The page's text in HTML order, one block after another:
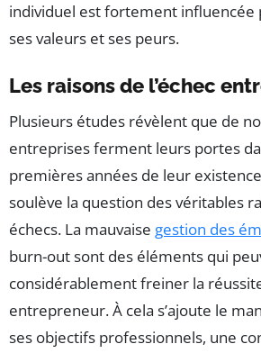
individuel est fortement influencée
ses valeurs et ses peurs.
Les raisons de l’échec
Plusieurs études révèlent que de
entreprises ferment leurs portes
premières années de leur
soulève la question des véritables
échecs. La mauvaise gestion des
burn-out sont des éléments qui
considérablement freiner la
entrepreneur. À cela s’ajoute le
ses objectifs professionnels, une